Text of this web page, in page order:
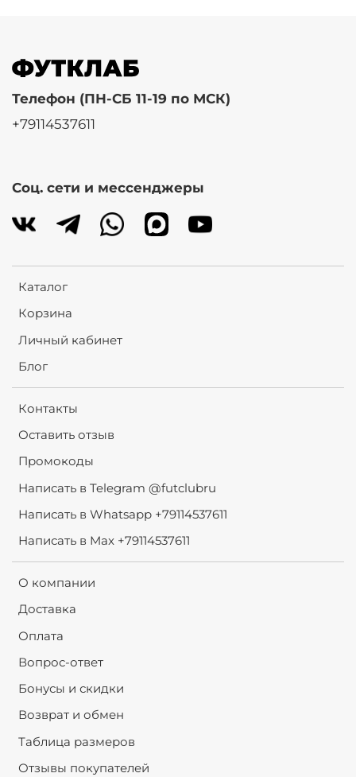
Каталог
Корзина
Личный кабинет
Блог
Контакты
Оставить отзыв
Промокоды
Написать в Telegram @futclubru
Написать в Whatsapp +79114537611
Написать в Max +79114537611
О компании
Доставка
Оплата
Вопрос-ответ
Бонусы и скидки
Возврат и обмен
Таблица размеров
Отзывы покупателей
Телефон (ПН-СБ 11-19 по МСК)
+79114537611
Соц. сети и мессенджеры